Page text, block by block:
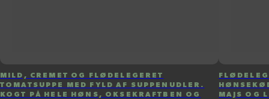
MILD, CREMET OG FLØDELEGERET
TOMATSUPPE MED FYLD AF SUPPENUDLER.
KOGT PÅ HELE HØNS, OKSEKRAFTBEN OG
MAJS OG